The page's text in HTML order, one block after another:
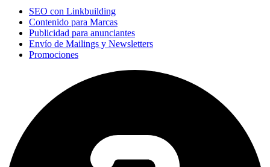
SEO con Linkbuilding
Contenido para Marcas
Publicidad para anunciantes
Envío de Mailings y Newsletters
Promociones